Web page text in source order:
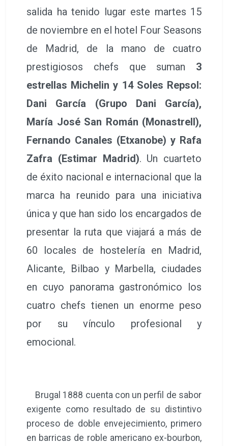
salida ha tenido lugar este martes 15
de noviembre en el hotel Four Seasons
de Madrid, de la mano de cuatro
prestigiosos chefs que suman 3
estrellas Michelin y 14 Soles Repsol:
Dani García (Grupo Dani García),
María José San Román (Monastrell),
Fernando Canales (Etxanobe) y Rafa
Zafra (Estimar Madrid). Un cuarteto
de éxito nacional e internacional que la
marca ha reunido para una iniciativa
única y que han sido los encargados de
presentar la ruta que viajará a más de
60 locales de hostelería en Madrid,
Alicante, Bilbao y Marbella, ciudades
en cuyo panorama gastronómico los
cuatro chefs tienen un enorme peso
por su vínculo profesional y
emocional.
Brugal 1888 cuenta con un perfil de sabor
exigente como resultado de su distintivo
proceso de doble envejecimiento, primero
en barricas de roble americano ex-bourbon,